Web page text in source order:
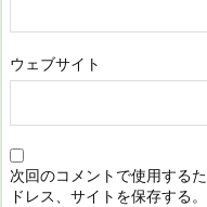
ウェブサイト
次回のコメントで使用する
ドレス、サイトを保存する。